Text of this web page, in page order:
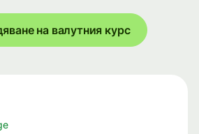
на валутния курс